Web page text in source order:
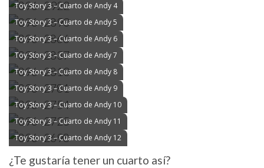
Toy Story 3 – Cuarto de Andy 4
Toy Story 3 – Cuarto de Andy 5
Toy Story 3 – Cuarto de Andy 6
Toy Story 3 – Cuarto de Andy 7
Toy Story 3 – Cuarto de Andy 8
Toy Story 3 – Cuarto de Andy 9
Toy Story 3 – Cuarto de Andy 10
Toy Story 3 – Cuarto de Andy 11
Toy Story 3 – Cuarto de Andy 12
¿Te gustaría tener un cuarto así?